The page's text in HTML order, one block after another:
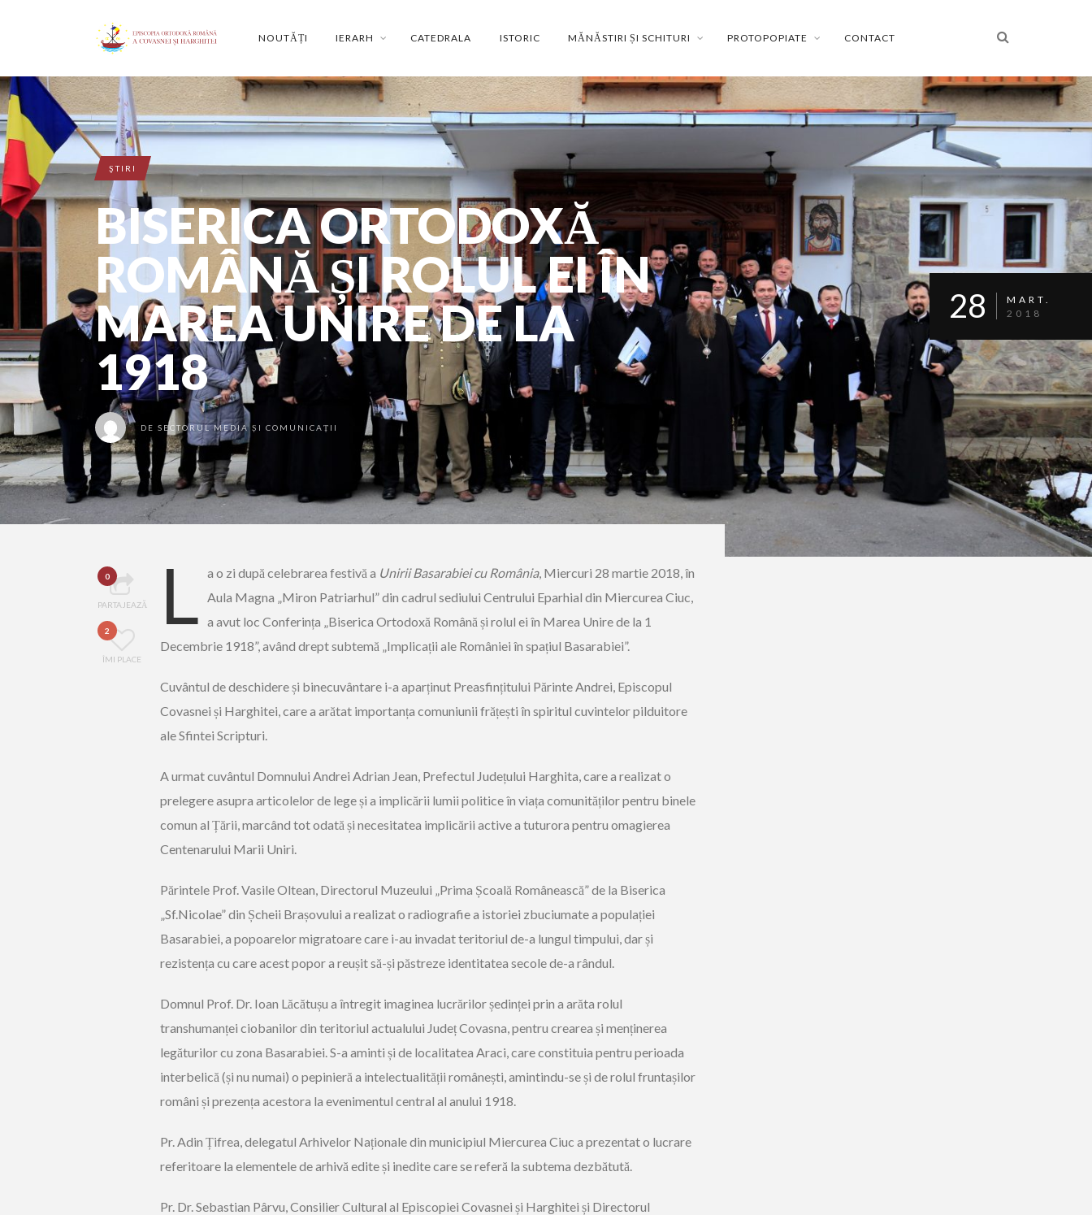
NOUTĂȚI IERARH CATEDRALA ISTORIC MĂNĂSTIRI ȘI SCHITURI PROTOPOPIATE CONTACT
ŞTIRI
BISERICA ORTODOXĂ
ROMÂNĂ ȘI ROLUL EI ÎN
MAREA UNIRE DE LA
1918
DE SECTORUL MEDIA ȘI COMUNICAȚII
28
MART.
2018
0
PARTAJEAZĂ
2
ÎMI PLACE
L a o zi după celebrarea festivă a Unirii Basarabiei cu România, Miercuri 28 martie 2018, în
Aula Magna „Miron Patriarhul” din cadrul sediului Centrului Eparhial din Miercurea Ciuc,
a avut loc Conferința „Biserica Ortodoxă Română și rolul ei în Marea Unire de la 1
Decembrie 1918”, având drept subtemă „Implicații ale României în spațiul Basarabiei”.
Cuvântul de deschidere și binecuvântare i-a aparținut Preasfințitului Părinte Andrei, Episcopul
Covasnei și Harghitei, care a arătat importanța comuniunii frățești în spiritul cuvintelor pilduitore
ale Sfintei Scripturi.
A urmat cuvântul Domnului Andrei Adrian Jean, Prefectul Județului Harghita, care a realizat o
prelegere asupra articolelor de lege și a implicării lumii politice în viața comunităților pentru binele
comun al Țării, marcând tot odată și necesitatea implicării active a tuturora pentru omagierea
Centenarului Marii Uniri.
Părintele Prof. Vasile Oltean, Directorul Muzeului „Prima Școală Românească” de la Biserica
„Sf.Nicolae” din Șcheii Brașovului a realizat o radiografie a istoriei zbuciumate a populației
Basarabiei, a popoarelor migratoare care i-au invadat teritoriul de-a lungul timpului, dar și
rezistența cu care acest popor a reușit să-și păstreze identitatea secole de-a rândul.
Domnul Prof. Dr. Ioan Lăcătușu a întregit imaginea lucrărilor ședinței prin a arăta rolul
transhumanței ciobanilor din teritoriul actualului Județ Covasna, pentru crearea și menținerea
legăturilor cu zona Basarabiei. S-a aminti și de localitatea Araci, care constituia pentru perioada
interbelică (și nu numai) o pepinieră a intelectualității românești, amintindu-se și de rolul fruntașilor
români și prezența acestora la evenimentul central al anului 1918.
Pr. Adin Țifrea, delegatul Arhivelor Naționale din municipiul Miercurea Ciuc a prezentat o lucrare
referitoare la elementele de arhivă edite și inedite care se referă la subtema dezbătută.
Pr. Dr. Sebastian Pârvu, Consilier Cultural al Episcopiei Covasnei și Harghitei și Directorul